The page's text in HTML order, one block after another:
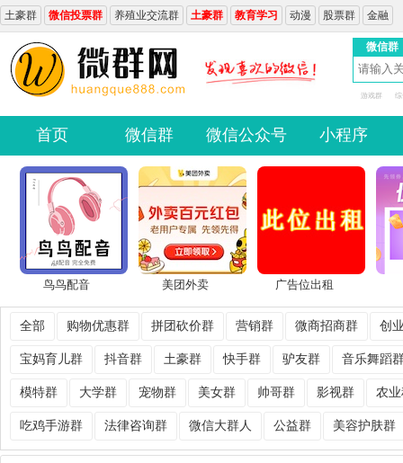
土豪群 微信投票群 养殖业交流群 土豪群 教育学习 动漫 股票群 金融
微信群
游戏群 综
首页 微信群 微信公众号 小程序
鸟鸟配音 美团外卖 广告位出租
全部 购物优惠群 拼团砍价群 营销群 微商招商群 创
宝妈育儿群 抖音群 土豪群 快手群 驴友群 音乐舞蹈
模特群 大学群 宠物群 美女群 帅哥群 影视群 农
吃鸡手游群 法律咨询群 微信大群人 公益群 美容护肤群